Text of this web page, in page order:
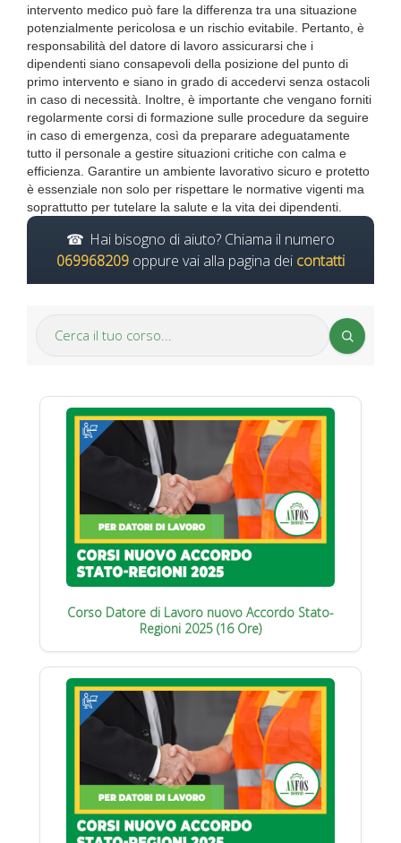
intervento medico può fare la differenza tra una situazione
potenzialmente pericolosa e un rischio evitabile. Pertanto, è
responsabilità del datore di lavoro assicurarsi che i
dipendenti siano consapevoli della posizione del punto di
primo intervento e siano in grado di accedervi senza ostacoli
in caso di necessità. Inoltre, è importante che vengano forniti
regolarmente corsi di formazione sulle procedure da seguire
in caso di emergenza, così da preparare adeguatamente
tutto il personale a gestire situazioni critiche con calma e
efficienza. Garantire un ambiente lavorativo sicuro e protetto
è essenziale non solo per rispettare le normative vigenti ma
soprattutto per tutelare la salute e la vita dei dipendenti.
Hai bisogno di aiuto? Chiama il numero
069968209 oppure vai alla pagina dei contatti
Corso Datore di Lavoro nuovo Accordo Stato-
Regioni 2025 (16 Ore)